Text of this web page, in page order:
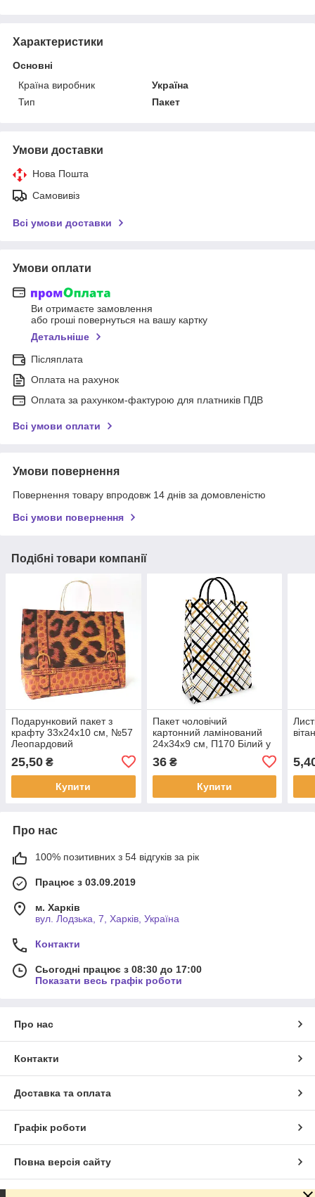
Характеристики
Основні
Країна виробник
Україна
Тип
Пакет
Умови доставки
Нова Пошта
Самовивіз
Всі умови доставки
Умови оплати
Ви отримаєте замовлення
або гроші повернуться на вашу картку
Детальніше
Післяплата
Оплата на рахунок
Оплата за рахунком-фактурою для платників ПДВ
Всі умови оплати
Умови повернення
Повернення товару впродовж 14 днів за домовленістю
Всі умови повернення
Подібні товари компанії
Подарунковий пакет з
крафту 33х24х10 см, №57
Леопардовий
25,50 ₴
Купити
Пакет чоловічий
картонний ламінований
24х34х9 см, П170 Білий у
36₴
Купити
Про нас
100% позитивних з 54 відгуків за рік
Працює з 03.09.2019
м. Харків
вул. Лодзька, 7, Харків, Україна
Контакти
Сьогодні працює з 08:30 до 17:00
Показати весь графік роботи
Про нас
Контакти
Доставка та оплата
Графік роботи
Повна версія сайту